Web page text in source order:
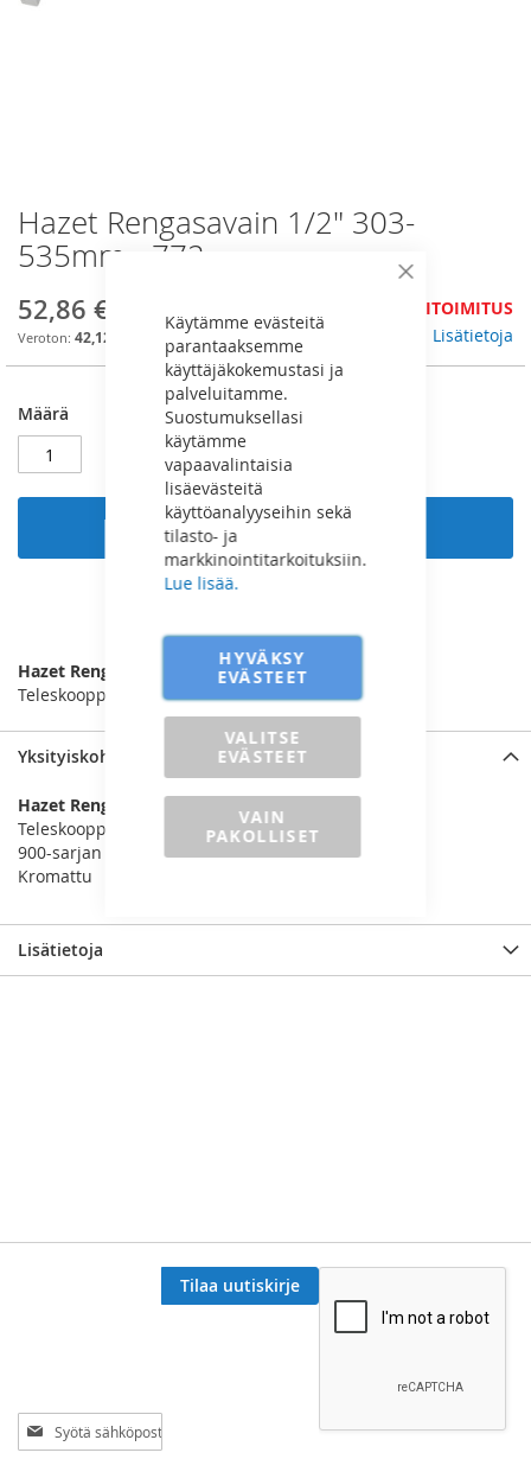
Sulje
Käytämme evästeitä
parantaaksemme
käyttäjäkokemustasi ja
palveluitamme.
Suostumuksellasi
käytämme
vapaavalintaisia
lisäevästeitä
käyttöanalyyseihin sekä
tilasto- ja
markkinointitarkoituksiin.
Lue lisää.
HYVÄKSY
EVÄSTEET
VALITSE
EVÄSTEET
VAIN
PAKOLLISET
Skip
to
the
of
the
Hazet Rengasavain 1/2" 303-
535mm - 772
52,86 €
42,12 €
JÄLKITOIMITUS
Lisätietoja
Määrä
Lisää ostoskoriin
Hazet Rengasavain 1/2”
Teleskooppinen: 303-535mm
Yksityiskohdat
Hazet Rengasavain 1/2”
Teleskooppinen: 303-535mm
900-sarjan hylsyille
Kromattu
Lisätietoja
Tilaa
uutiskirjeemme:
Tilaa uutiskirje